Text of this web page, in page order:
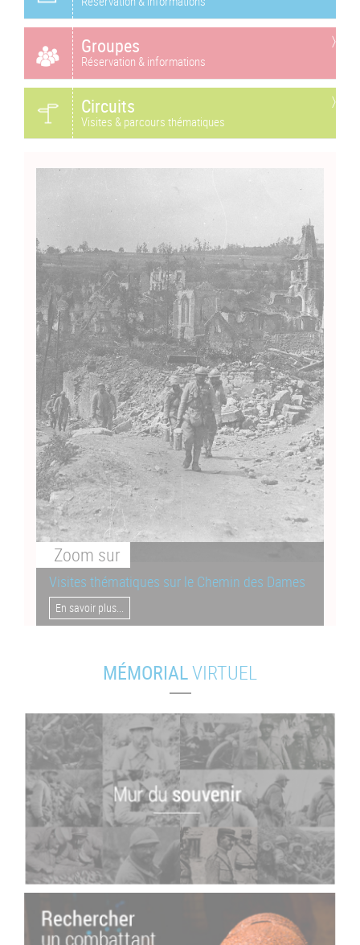
Groupes
Réservation & informations
Circuits
Visites & parcours thématiques
Zoom sur
Visites thématiques sur le Chemin des Dames
En savoir plus...
MÉMORIALVIRTUEL